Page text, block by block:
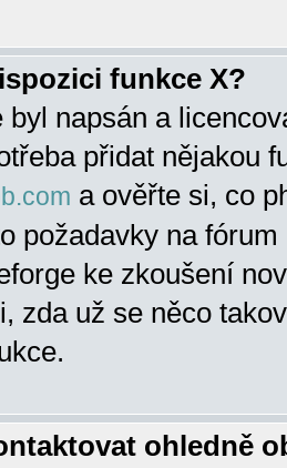
funkce X?
byl napsán a
přidat nějakou
a ověřte si, co
požadavky na
ke zkoušení
zda už se něco
ohledně